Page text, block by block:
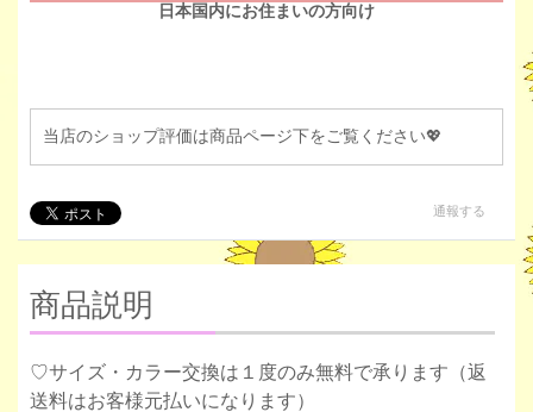
日本国内にお住まいの方向け
当店のショップ評価は商品ページ下をご覧ください💖
通報する
商品説明
♡サイズ・カラー交換は１度のみ無料で承ります（返
送料はお客様元払いになります）